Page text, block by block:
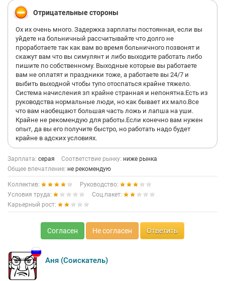
Отрицательные стороны
Ох их очень много. Задержка зарплаты постоянная, если вы
уйдете на больничный рассчитывайте что долго не
проработаете так как вам во время больничного позвонят и
скажут вам что вы симулянт и либо выходите работать либо
пишите по собственному. Выходные которые вы работаете
вам не оплатят и праздники тоже, а работаете вы 24/7 и
выбить выходной чтобы тупо отоспаться крайне тяжело.
Система начисления зп крайне странная и непонятна.Есть из
руководства нормальные люди, но как бывает их мало.Все
что вам наобещают большая часть ложь и лапша на уши.
Крайне не рекомендую для работы.Если конечно вам нужен
опыт, да вы его получите быстро, но работать надо будет
крайне в адских условиях.
Зарплата: серая Соответствие рынку: ниже рынка
Общее впечатление: не рекомендую
Коллектив:
Руководство:
Условия труда:
Соц.пакет:
Карьерный рост:
Согласен Не согласен Ответить
Аня (Соискатель)